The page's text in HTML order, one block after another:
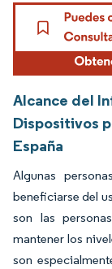
Alcance del
Dispositivos
España
Algunas
beneficiarse del
son las
mantener los
son